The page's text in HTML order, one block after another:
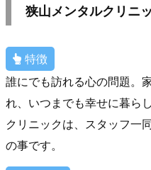
狭山メンタルクリニ
特徴
誰にでも訪れる心の問題。
れ、いつまでも幸せに暮ら
クリニックは、スタッフ一
の事です。